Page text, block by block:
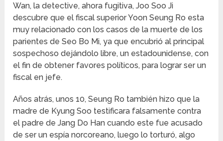
Wan, la detective, ahora fugitiva, Joo Soo Ji
descubre que el fiscal superior Yoon Seung Ro esta
muy relacionado con los casos de la muerte de los
parientes de Seo Bo Mi, ya que encubrió al principal
sospechoso dejándolo libre, un estadounidense, con
el fin de obtener favores políticos, para lograr ser un
fiscal en jefe.
Años atrás, unos 10, Seung Ro también hizo que la
madre de Kyung Soo testificara falsamente contra
el padre de Jang Do Han cuando este fue acusado
de ser un espía norcoreano, luego lo torturó, algo